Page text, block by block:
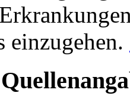
einzugehen.